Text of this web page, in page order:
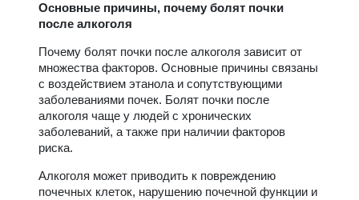
Основные причины, почему болят почки
после алкоголя
Почему болят почки после алкоголя зависит от
множества факторов. Основные причины связаны
с воздействием этанола и сопутствующими
заболеваниями почек. Болят почки после
алкоголя чаще у людей с хронических
заболеваний, а также при наличии факторов
риска.
Алкоголя может приводить к повреждению
почечных клеток, нарушению почечной функции и